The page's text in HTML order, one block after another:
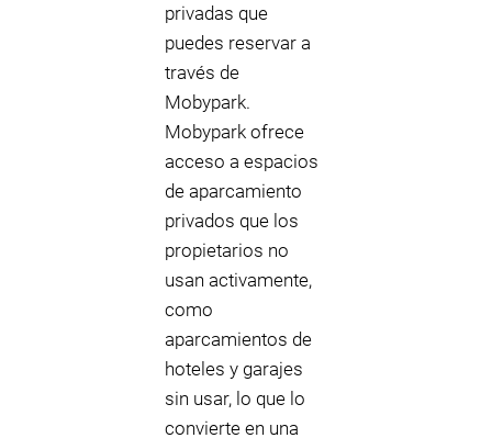
privadas que
puedes reservar a
través de
Mobypark.
Mobypark ofrece
acceso a espacios
de aparcamiento
privados que los
propietarios no
usan activamente,
como
aparcamientos de
hoteles y garajes
sin usar, lo que lo
convierte en una